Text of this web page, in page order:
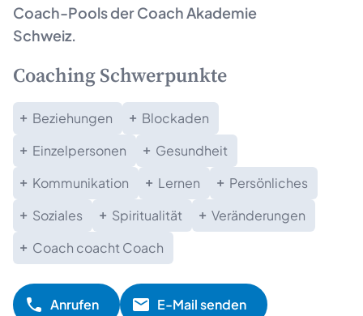
Coach-Pools der Coach Akademie
Schweiz.
Coaching Schwerpunkte
Beziehungen
Blockaden
Einzelpersonen
Gesundheit
Kommunikation
Lernen
Persönliches
Soziales
Spiritualität
Veränderungen
Coach coacht Coach
Anrufen E-Mail senden